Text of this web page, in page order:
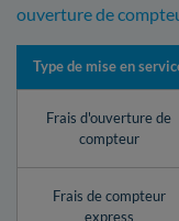
ouverture de
Type de mise en
Frais d'ouverture de
compteur
Frais de compteur
express